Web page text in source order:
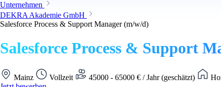
Unternehmen
DEKRA Akademie GmbH
Salesforce Process & Support Manager (m/w/d)
Salesforce Process & Support
Mainz Vollzeit 45000 - 65000 € / Jahr (geschätzt)